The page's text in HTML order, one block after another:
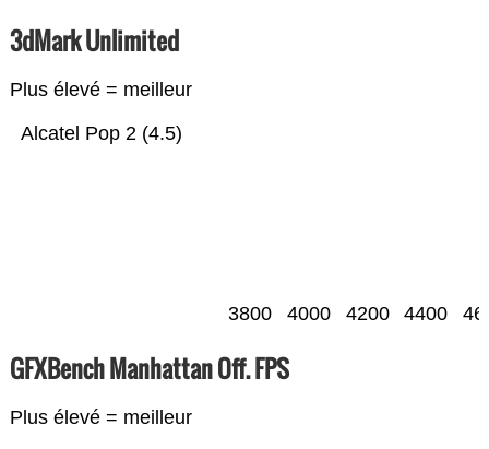
3dMark Unlimited
Plus élevé = meilleur
Alcatel Pop 2 (4.5)
3800 4000 4200 4400
GFXBench Manhattan Off. FPS
Plus élevé = meilleur